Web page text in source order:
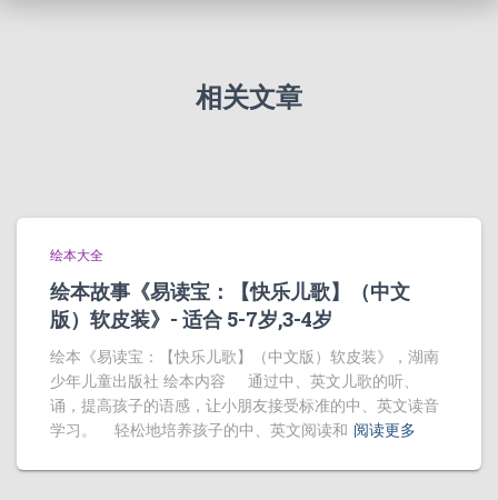
相关文章
绘本大全
绘本故事《易读宝：【快乐儿歌】（中文
版）软皮装》- 适合 5-7岁,3-4岁
绘本《易读宝：【快乐儿歌】（中文版）软皮装》，湖南
少年儿童出版社 绘本内容 通过中、英文儿歌的听、
诵，提高孩子的语感，让小朋友接受标准的中、英文读音
学习。 轻松地培养孩子的中、英文阅读和 阅读更多